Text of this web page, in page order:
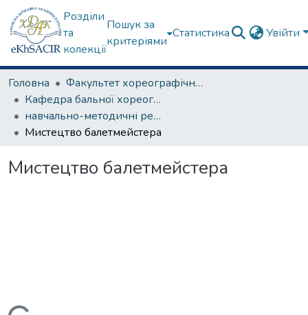
Розділи
та
колекції
Пошук за
критеріями
Статистика Увійти
Головна
Факультет хореографічного мистецтва
Кафедра бальної хореографії
навчально-методичні рекомендації, програми дисциплін
Мистецтво балетмейстера
Мистецтво балетмейстера